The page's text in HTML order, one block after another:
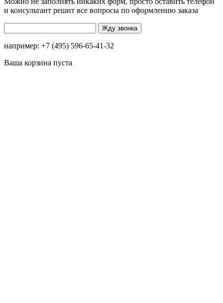
и консультант решит все вопросы по оформлению заказа
например: +7 (495) 596-65-41-32
Ваша корзина пуста